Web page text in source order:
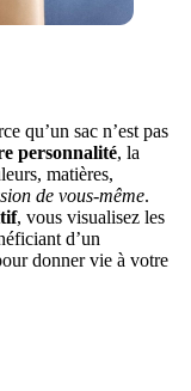
qu’un sac n’est pas
personnalité, la
matières,
de vous-même.
, vous visualisez les
d’un
donner vie à votre